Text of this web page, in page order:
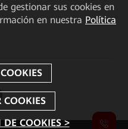
gestionar sus cookies en
en nuestra Política
COOKIES >